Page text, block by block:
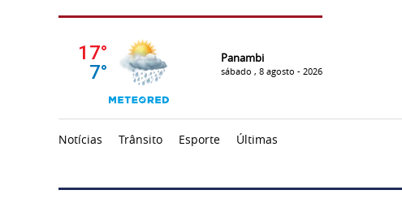
Panambi
sábado , 8 agosto - 2026
Notícias Trânsito Esporte
Últimas